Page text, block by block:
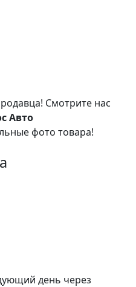
Смотрите нас
Авто
фото товара!
день через